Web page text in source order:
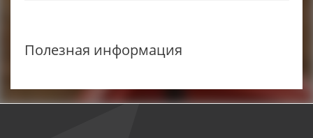
Полезная информация